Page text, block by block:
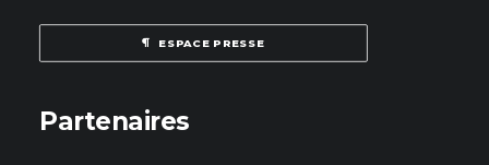
ESPACE PRESSE
Partenaires